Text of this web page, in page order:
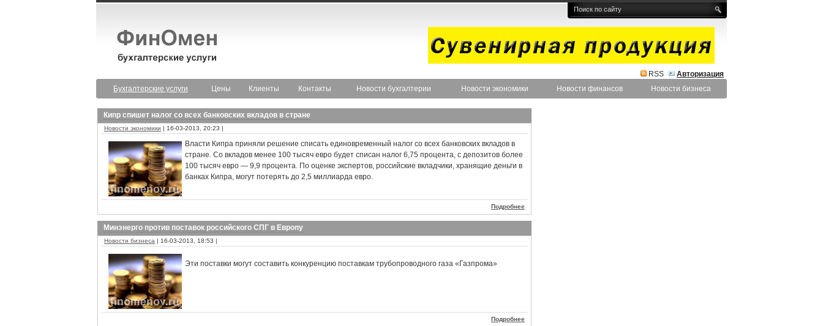
RSS
Авторизация
Бухгалтерские услуги
Цены Клиенты Контакты Новости бухгалтерии Новости экономики Новости финансов Новости бизнеса
Кипр спишет налог со всех банковских вкладов в стране
Новости экономики | 16-03-2013, 20:23 |
Власти Кипра приняли решение списать единовременный налог со всех банковских вкладов в
стране. Со вкладов менее 100 тысяч евро будет списан налог 6,75 процента, с депозитов более
100 тысяч евро — 9,9 процента. По оценке экспертов, российские вкладчики, хранящие деньги в
банках Кипра, могут потерять до 2,5 миллиарда евро.
Подробнее
Минэнерго против поставок российского СПГ в Европу
Новости бизнеса | 16-03-2013, 18:53 |
Эти поставки могут составить конкуренцию поставкам трубопроводного газа «Газпрома»
Подробнее